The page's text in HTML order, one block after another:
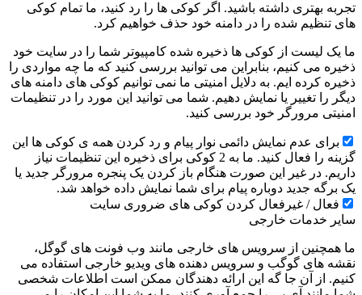
تجربه بهتری داشته باشید. اگر کوکی ها را رد کنید، ما تمام کوکی
های تنظیم شده را در دامنه خود حذف خواهیم کرد.
ما یک لیست از کوکی ها ذخیره شده کامپیوتر شما را در سایت خود
ذخیره می کنیم، بنابراین می توانید بررسی کنید که ما چه مواردی را
ذخیره کرده ایم. به دلایل امنیتی ما نمی توانیم کوکی های دامنه های
دیگر را تغییر یا نمایش دهیم. شما می توانید این مورد را در تنظیمات
امنیتی مرورگر خود بررسی کنید.
برای عدم نمایش دائمی نوار پیام و رد کردن همه ی کوکی ها این
گزینه را فعال کنید. ما به 2 کوکی برای ذخیره این تنظیمات نیاز
داریم. در غیر این صورت هنگام باز کردن یک پنجره مرورگر جدید یا
یک برگه جدید دوباره پیام برای شما نمایش داده خواهد شد.
فعال / غیرفعال کردن کوکی های ضروری سایت
سایر خدمات خارجی
ما همچنین از سرویس های خارجی مانند وب فونت های گوگل،
نقشه های گوگب و سرویس دهنده های ویدیو خارجی استفاده می
کنیم. از آن جا گه این ارائه دهندگان ممکن است اطلاعات شخصی